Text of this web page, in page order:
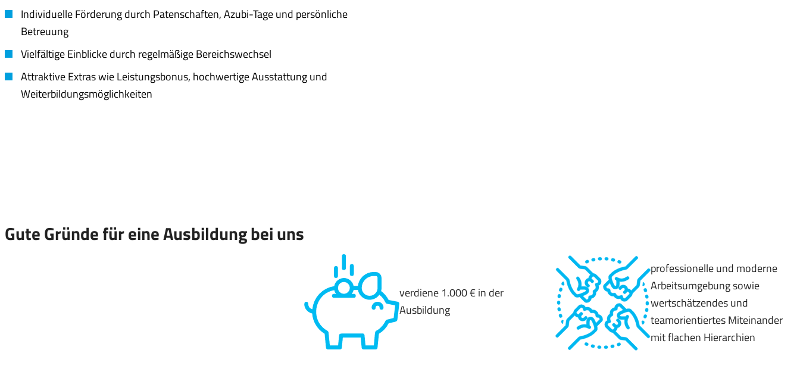
Individuelle Förderung durch Patenschaften, Azubi-Tage und persönliche
Betreuung
Vielfältige Einblicke durch regelmäßige Bereichswechsel
Attraktive Extras wie Leistungsbonus, hochwertige Ausstattung und
Weiterbildungsmöglichkeiten
Gute Gründe für eine Ausbildung bei uns
verdiene 1.000 € in der
Ausbildung
professionelle und moderne
Arbeitsumgebung sowie
wertschätzendes und
teamorientiertes Miteinander
mit flachen Hierarchien